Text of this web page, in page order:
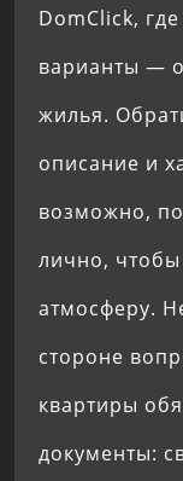
DomClick,
варианты —
жилья.
описание и
возможно,
лично, чтобы
атмосферу.
стороне
квартиры
документы: